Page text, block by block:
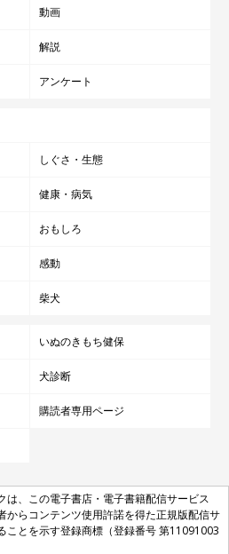
動画
解説
アンケート
しぐさ・生態
健康・病気
おもしろ
感動
柴犬
いぬのきもち健保
犬診断
購読者専用ページ
は、この電子書店・電子書籍配信サービス
からコンテンツ使用許諾を得た正規版配信サ
ことを示す登録商標（登録番号 第11091003